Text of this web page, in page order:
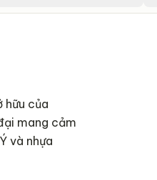
hữu của
mang cảm
và nhựa